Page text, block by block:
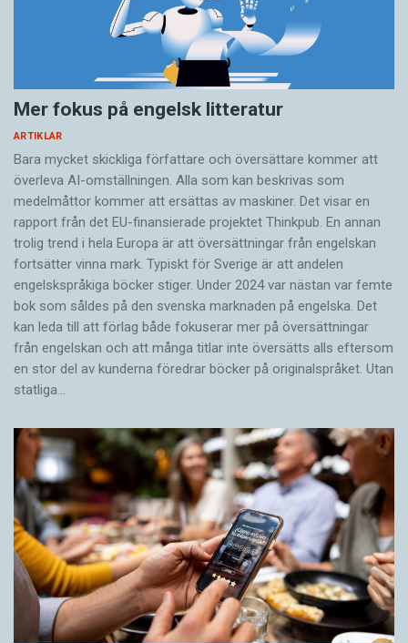
Mer fokus på engelsk litteratur
ARTIKLAR
Bara mycket skickliga författare och översättare ­kommer att
överleva AI-omställningen. Alla som kan beskrivas som
medelmåttor kommer att ersättas av maskiner. Det visar en
rapport från det EU-finansierade projektet Thinkpub. En annan
trolig trend i hela Europa är att översättningar från engelskan
fortsätter vinna mark. Typiskt för Sverige är att andelen
engelskspråkiga böcker stiger. Under 2024 var nästan var femte
bok som såldes på den svenska marknaden på engelska. Det
kan leda till att förlag både fokuserar mer på översättningar
från engelskan och att många titlar inte översätts alls eftersom
en stor del av kunderna föredrar böcker på originalspråket. Utan
statliga…